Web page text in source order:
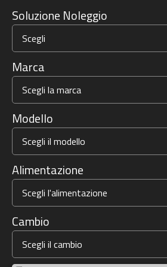
Soluzione Noleggio
Marca
Modello
Alimentazione
Cambio